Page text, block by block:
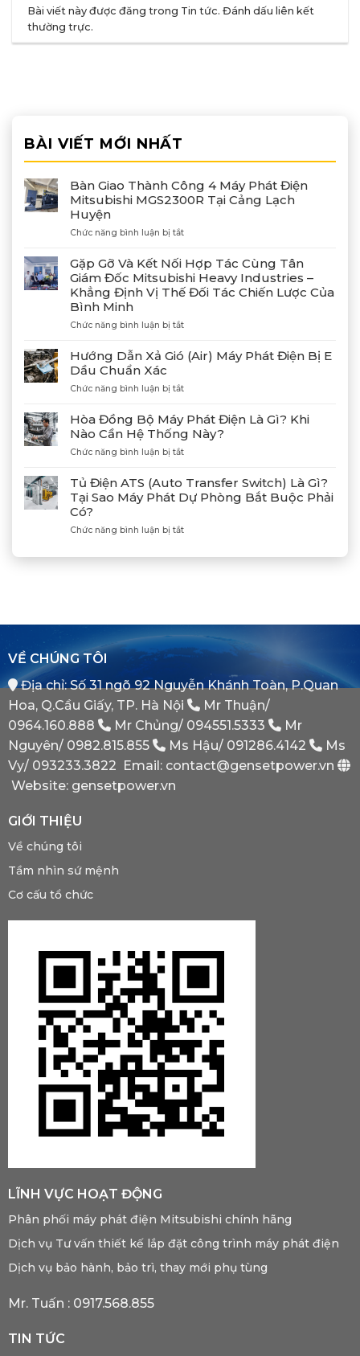
Bài viết này được đăng trong Tin tức. Đánh dấu liên kết
thường trực.
BÀI VIẾT MỚI NHẤT
Bàn Giao Thành Công 4 Máy Phát Điện
Mitsubishi MGS2300R Tại Cảng Lạch
Huyện
Chức năng bình luận bị tắtở
Giao
Thành
Công
4
Phát
MGS2300R
Cảng
Gặp Gỡ Và Kết Nối Hợp Tác Cùng Tân
Giám Đốc Mitsubishi Heavy Industries –
Khẳng Định Vị Thế Đối Tác Chiến Lược Của
Bình Minh
Chức năng bình luận bị tắtở
Gỡ
Và
Nối
Tác
Cùng
Tân
Giám
Mitsubishi
Heavy
Industries
Khẳng
Vị
Của
Bình
Minh
Hướng Dẫn Xả Gió (Air) Máy Phát Điện Bị E
Dầu Chuẩn Xác
Chức năng bình luận bị tắtở
Dẫn
Xả
Gió
(Air)
Phát
Điện
Bị
Dầu
Xác
Hòa Đồng Bộ Máy Phát Điện Là Gì? Khi
Nào Cần Hệ Thống Này?
Chức năng bình luận bị tắtở
Đồng
Bộ
Máy
Điện
Tủ Điện ATS (Auto Transfer Switch) Là Gì?
Tại Sao Máy Phát Dự Phòng Bắt Buộc Phải
Có?
Chức năng bình luận bị tắtở
Điện
Tại
Sao
Phát
Dự
Phòng
Bắt
Phải
Có?
VỀ CHÚNG TÔI
Địa chỉ: Số 31 ngõ 92 Nguyễn Khánh Toàn, P.Quan
Hoa, Q.Cầu Giấy, TP. Hà Nội
Mr Thuận/
0964.160.888
Mr Chủng/ 094551.5333
Mr
Nguyên/ 0982.815.855 Ms Hậu/ 091286.4142
Ms
Vy/ 093233.3822 Email: contact@gensetpower.vn
Website: gensetpower.vn
GIỚI THIỆU
Về chúng tôi
Tầm nhìn sứ mệnh
Cơ cấu tổ chức
LĨNH VỰC HOẠT ĐỘNG
Phân phối máy phát điện Mitsubishi chính hãng
Dịch vụ Tư vấn thiết kế lắp đặt công trình máy phát điện
Dịch vụ bảo hành, bảo trì, thay mới phụ tùng
Mr. Tuấn : 0917.568.855
TIN TỨC